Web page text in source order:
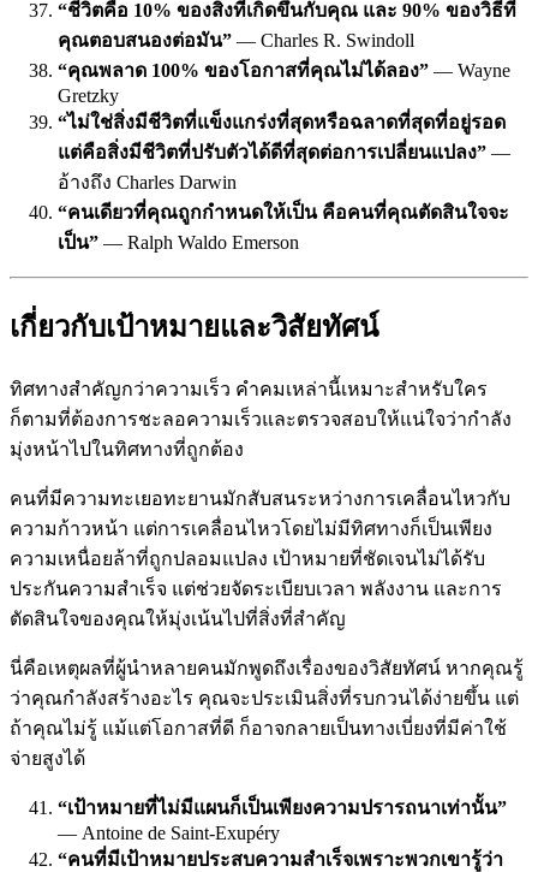
“ชีวิตคือ 10% ของสิ่งที่เกิดขึ้นกับคุณ และ 90% ของวิธีที่
คุณตอบสนองต่อมัน” — Charles R. Swindoll
“คุณพลาด 100% ของโอกาสที่คุณไม่ได้ลอง” — Wayne
Gretzky
“ไม่ใช่สิ่งมีชีวิตที่แข็งแกร่งที่สุดหรือฉลาดที่สุดที่อยู่รอด
แต่คือสิ่งมีชีวิตที่ปรับตัวได้ดีที่สุดต่อการเปลี่ยนแปลง” —
อ้างถึง Charles Darwin
“คนเดียวที่คุณถูกกำหนดให้เป็น คือคนที่คุณตัดสินใจจะ
เป็น” — Ralph Waldo Emerson
เกี่ยวกับเป้าหมายและวิสัยทัศน์
ทิศทางสำคัญกว่าความเร็ว คำคมเหล่านี้เหมาะสำหรับใคร
ก็ตามที่ต้องการชะลอความเร็วและตรวจสอบให้แน่ใจว่ากำลัง
มุ่งหน้าไปในทิศทางที่ถูกต้อง
คนที่มีความทะเยอทะยานมักสับสนระหว่างการเคลื่อนไหวกับ
ความก้าวหน้า แต่การเคลื่อนไหวโดยไม่มีทิศทางก็เป็นเพียง
ความเหนื่อยล้าที่ถูกปลอมแปลง เป้าหมายที่ชัดเจนไม่ได้รับ
ประกันความสำเร็จ แต่ช่วยจัดระเบียบเวลา พลังงาน และการ
ตัดสินใจของคุณให้มุ่งเน้นไปที่สิ่งที่สำคัญ
นี่คือเหตุผลที่ผู้นำหลายคนมักพูดถึงเรื่องของวิสัยทัศน์ หากคุณรู้
ว่าคุณกำลังสร้างอะไร คุณจะประเมินสิ่งที่รบกวนได้ง่ายขึ้น แต่
ถ้าคุณไม่รู้ แม้แต่โอกาสที่ดี ก็อาจกลายเป็นทางเบี่ยงที่มีค่าใช้
จ่ายสูงได้
“เป้าหมายที่ไม่มีแผนก็เป็นเพียงความปรารถนาเท่านั้น”
— Antoine de Saint-Exupéry
“คนที่มีเป้าหมายประสบความสำเร็จเพราะพวกเขารู้ว่า